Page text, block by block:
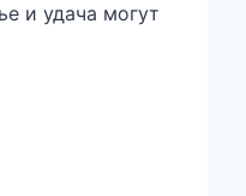
и удача могут